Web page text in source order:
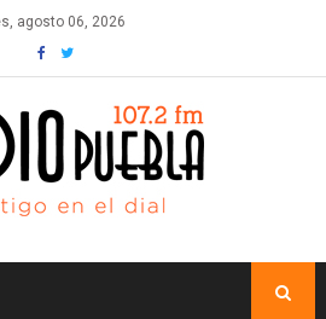
agosto 06, 2026